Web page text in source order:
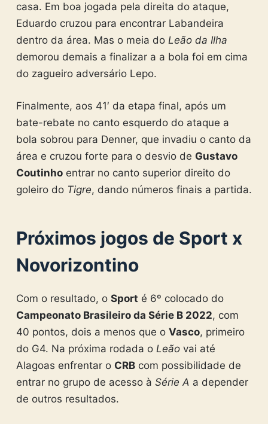
casa. Em boa jogada pela direita do ataque,
Eduardo cruzou para encontrar Labandeira
dentro da área. Mas o meia do Leão da Ilha
demorou demais a finalizar a a bola foi em cima
do zagueiro adversário Lepo.
Finalmente, aos 41′ da etapa final, após um
bate-rebate no canto esquerdo do ataque a
bola sobrou para Denner, que invadiu o canto da
área e cruzou forte para o desvio de Gustavo
Coutinhoentrar no canto superior direito do
goleiro do Tigre, dando números finais a partida.
Próximos jogos de Sport x
Novorizontino
Com o resultado, o Sport é 6º colocado do
Campeonato Brasileiro da Série B 2022, com
40 pontos, dois a menos que o Vasco, primeiro
do G4. Na próxima rodada o Leãovai até
Alagoas enfrentar o CRBcom possibilidade de
entrar no grupo de acesso à Série A a depender
de outros resultados.